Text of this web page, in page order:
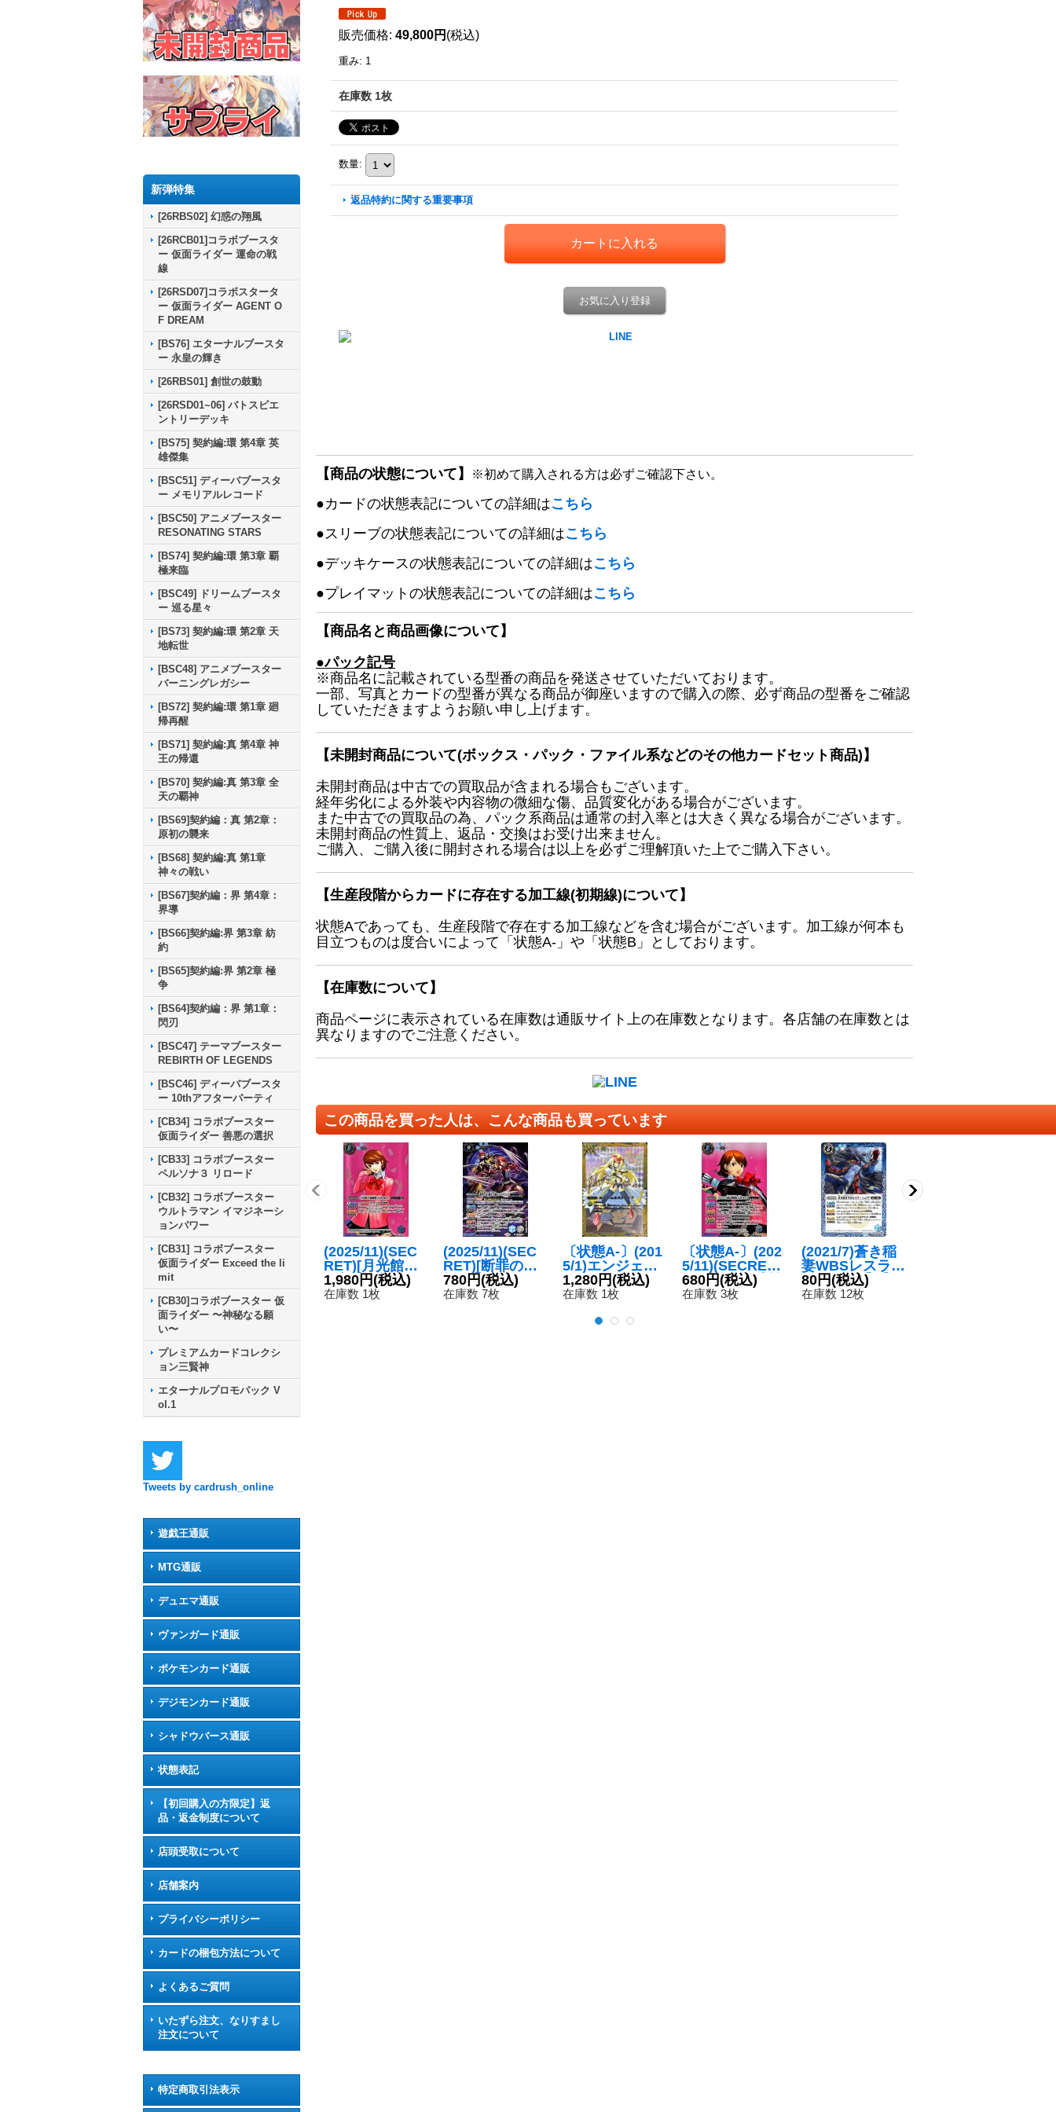
新弾特集
[26RBS02] 幻惑の翔風
[26RCB01]コラボブースタ
ー 仮面ライダー 運命の戦
線
[26RSD07]コラボスタータ
ー 仮面ライダー AGENT O
F DREAM
[BS76] エターナルブースタ
ー 永皇の輝き
[26RBS01] 創世の鼓動
[26RSD01~06] バトスピエ
ントリーデッキ
[BS75] 契約編:環 第4章 英
雄傑集
[BSC51] ディーバブースタ
ー メモリアルレコード
[BSC50] アニメブースター
RESONATING STARS
[BS74] 契約編:環 第3章 覇
極来臨
[BSC49] ドリームブースタ
ー 巡る星々
[BS73] 契約編:環 第2章 天
地転世
[BSC48] アニメブースター
バーニングレガシー
[BS72] 契約編:環 第1章 廻
帰再醒
[BS71] 契約編:真 第4章 神
王の帰還
[BS70] 契約編:真 第3章 全
天の覇神
[BS69]契約編：真 第2章：
原初の襲来
[BS68] 契約編:真 第1章
神々の戦い
[BS67]契約編：界 第4章：
界導
[BS66]契約編:界 第3章 紡
約
[BS65]契約編:界 第2章 極
争
[BS64]契約編：界 第1章：
閃刃
[BSC47] テーマブースター
REBIRTH OF LEGENDS
[BSC46] ディーバブースタ
ー 10thアフターパーティ
[CB34] コラボブースター
仮面ライダー 善悪の選択
[CB33] コラボブースター
ペルソナ３ リロード
[CB32] コラボブースター
ウルトラマン イマジネーシ
ョンパワー
[CB31] コラボブースター
仮面ライダー Exceed the li
mit
[CB30]コラボブースター 仮
面ライダー 〜神秘なる願
い〜
プレミアムカードコレクシ
ョン三賢神
エターナルプロモパック V
ol.1
Tweets by cardrush_online
遊戯王通販
MTG通販
デュエマ通販
ヴァンガード通販
ポケモンカード通販
デジモンカード通販
シャドウバース通販
状態表記
【初回購入の方限定】返
品・返金制度について
店頭受取について
店舗案内
プライバシーポリシー
カードの梱包方法について
よくあるご質問
いたずら注文、なりすまし
注文について
特定商取引法表示
販売価格: 49,800円 (税込)
重み: 1
在庫数 1枚
数量:
返品特約に関する重要事項
お気に入り登録
【商品の状態について】 ※初めて購入される方は必ずご確認下さい。
●カードの状態表記についての詳細はこちら
●スリーブの状態表記についての詳細はこちら
●デッキケースの状態表記についての詳細はこちら
●プレイマットの状態表記についての詳細はこちら
【商品名と商品画像について】
●パック記号
※商品名に記載されている型番の商品を発送させていただいております。
一部、写真とカードの型番が異なる商品が御座いますので購入の際、必ず商品の型番をご確認
していただきますようお願い申し上げます。
【未開封商品について(ボックス・パック・ファイル系などのその他カードセット商品)】
未開封商品は中古での買取品が含まれる場合もございます。
経年劣化による外装や内容物の微細な傷、品質変化がある場合がございます。
また中古での買取品の為、パック系商品は通常の封入率とは大きく異なる場合がございます。
未開封商品の性質上、返品・交換はお受け出来ません。
ご購入、ご購入後に開封される場合は以上を必ずご理解頂いた上でご購入下さい。
【生産段階からカードに存在する加工線(初期線)について】
状態Aであっても、生産段階で存在する加工線などを含む場合がございます。加工線が何本も
目立つものは度合いによって「状態A-」や「状態B」としております。
【在庫数について】
商品ページに表示されている在庫数は通販サイト上の在庫数となります。各店舗の在庫数とは
異なりますのでご注意ください。
この商品を買った人は、こんな商品も買っています
(2025/11)(SEC
RET)[月光館学
園制服]岳羽ゆか
り【C-SEC】{S
1,980円(税込)
在庫数 1枚
(2025/11)(SEC
RET)[断罪の刃]
桐条美鶴＆アル
テミシア【X-SE
780円(税込)
在庫数 7枚
〔状態A-〕(201
5/1)エンジェル
ストライク(サイ
ン/エリスイラス
015}《黄》
1,280円(税込)
在庫数 1枚
〔状態A-〕(202
5/11)(SECRET)
[S.E.E.S.制式戦
闘服]岳羽ゆかり
680円(税込)
在庫数 3枚
(2021/7)蒼き稲
妻WBSレスラー
シュリア【R】
{BS55-064}
80円(税込)
在庫数 12枚